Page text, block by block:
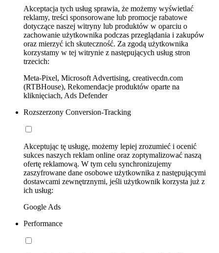
Akceptacja tych usług sprawia, że możemy wyświetlać
reklamy, treści sponsorowane lub promocje rabatowe
dotyczące naszej witryny lub produktów w oparciu o
zachowanie użytkownika podczas przeglądania i zakupów
oraz mierzyć ich skuteczność. Za zgodą użytkownika
korzystamy w tej witrynie z następujących usług stron
trzecich:
Meta-Pixel, Microsoft Advertising, creativecdn.com
(RTBHouse), Rekomendacje produktów oparte na
kliknięciach, Ads Defender
Rozszerzony Conversion-Tracking
Akceptując tę usługę, możemy lepiej zrozumieć i ocenić
sukces naszych reklam online oraz zoptymalizować naszą
ofertę reklamową. W tym celu synchronizujemy
zaszyfrowane dane osobowe użytkownika z następującymi
dostawcami zewnętrznymi, jeśli użytkownik korzysta już z
ich usług:
Google Ads
Performance